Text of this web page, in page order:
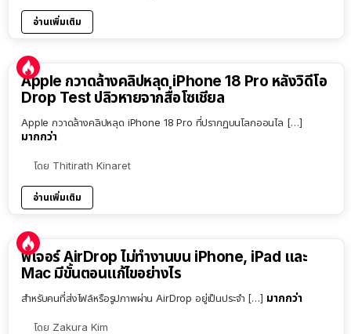
อ่านเพิ่มเติม
Apple กวาดล้างคลิปหลุด iPhone 18 Pro หลังวิดีโอ
Drop Test ปลิวหายจากสื่อโซเชียล
Apple กวาดล้างคลิปหลุด iPhone 18 Pro ที่ปรากฏบนโลกออนไล […]
มากกว่า
โดย Thitirath Kinaret
อ่านเพิ่มเติม
ฟีเจอร์ AirDrop ไม่ทำงานบน iPhone, iPad และ
Mac มีขั้นตอนแก้ไขอย่างไร
สำหรับคนที่ส่งไฟล์หรือรูปภาพผ่าน AirDrop อยู่เป็นประจำ […] มากกว่า
โดย Zakura Kim